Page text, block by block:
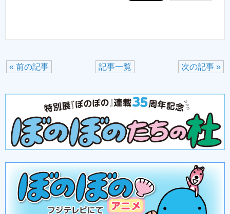
次の記事 »
記事一覧
« 前の記事